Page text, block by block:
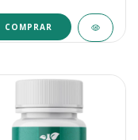
COMPRAR